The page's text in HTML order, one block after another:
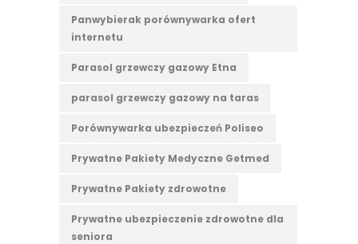
Panwybierak porównywarka ofert
internetu
Parasol grzewczy gazowy Etna
parasol grzewczy gazowy na taras
Porównywarka ubezpieczeń Poliseo
Prywatne Pakiety Medyczne Getmed
Prywatne Pakiety zdrowotne
Prywatne ubezpieczenie zdrowotne dla
seniora